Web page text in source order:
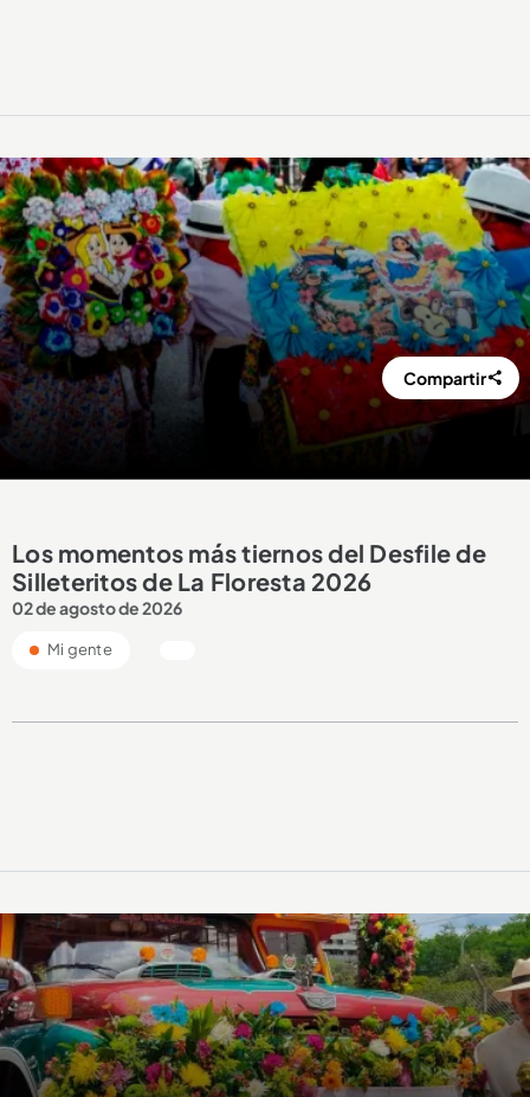
Compartir
Los momentos más tiernos del Desfile de
Silleteritos de La Floresta 2026
02 de agosto de 2026
Mi gente